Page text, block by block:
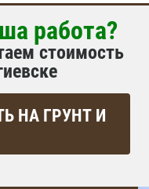
работа?
стоимость
НА ГРУНТ И